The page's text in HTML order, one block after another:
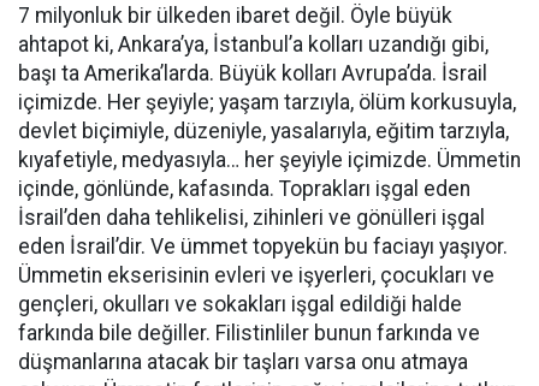
7 milyonluk bir ülkeden ibaret değil. Öyle büyük
ahtapot ki, Ankara’ya, İstanbul’a kolları uzandığı gibi,
başı ta Amerika’larda. Büyük kolları Avrupa’da. İsrail
içimizde. Her şeyiyle; yaşam tarzıyla, ölüm korkusuyla,
devlet biçimiyle, düzeniyle, yasalarıyla, eğitim tarzıyla,
kıyafetiyle, medyasıyla… her şeyiyle içimizde. Ümmetin
içinde, gönlünde, kafasında. Toprakları işgal eden
İsrail’den daha tehlikelisi, zihinleri ve gönülleri işgal
eden İsrail’dir. Ve ümmet topyekün bu faciayı yaşıyor.
Ümmetin ekserisinin evleri ve işyerleri, çocukları ve
gençleri, okulları ve sokakları işgal edildiği halde
farkında bile değiller. Filistinliler bunun farkında ve
düşmanlarına atacak bir taşları varsa onu atmaya